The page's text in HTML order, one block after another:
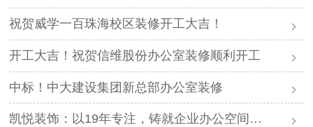
祝贺威学一百珠海校区装修开工大吉！
开工大吉！祝贺信维股份办公室装修顺利开工
中标！中大建设集团新总部办公室装修
凯悦装饰：以19年专注，铸就企业办公空间的价值标杆